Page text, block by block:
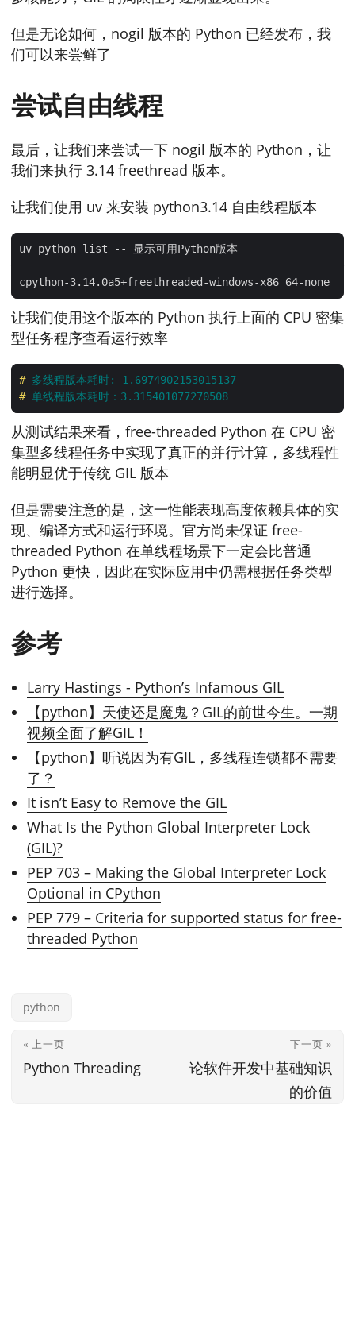
但是无论如何，nogil 版本的 Python 已经发布，我
们可以来尝鲜了
尝试自由线程
最后，让我们来尝试一下 nogil 版本的 Python，让
我们来执行 3.14 freethread 版本。
让我们使用 uv 来安装 python3.14 自由线程版本
cpython-3.14.0a5+freethreaded-windows-x86_64-none
让我们使用这个版本的 Python 执行上面的 CPU 密集
型任务程序查看运行效率
# 多线程版本耗时: 1.6974902153015137
# 单线程版本耗时：3.315401077270508
从测试结果来看，free-threaded Python 在 CPU 密
集型多线程任务中实现了真正的并行计算，多线程性
能明显优于传统 GIL 版本
但是需要注意的是，这一性能表现高度依赖具体的实
现、编译方式和运行环境。官方尚未保证 free-
threaded Python 在单线程场景下一定会比普通
Python 更快，因此在实际应用中仍需根据任务类型
进行选择。
参考
Larry Hastings - Python’s Infamous GIL
【python】天使还是魔鬼？GIL的前世今生。一期
视频全面了解GIL！
【python】听说因为有GIL，多线程连锁都不需要
了？
It isn’t Easy to Remove the GIL
What Is the Python Global Interpreter Lock
(GIL)?
PEP 703 – Making the Global Interpreter Lock
Optional in CPython
PEP 779 – Criteria for supported status for free-
threaded Python
python
« 上一页
Python Threading
下一页 »
论软件开发中基础知识
的价值